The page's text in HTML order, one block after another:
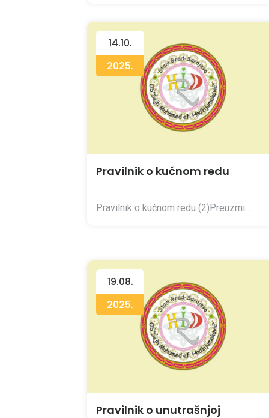
14.10.
2025.
Pravilnik o kućnom redu
Pravilnik o kućnom redu (2)Preuzmi ...
19.08.
2025.
Pravilnik o unutrašnjoj